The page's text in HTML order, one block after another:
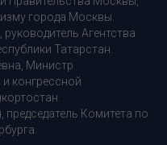
города Москвы.
Агентства
Татарстан.
Министр
конгрессной
председатель Комитета по